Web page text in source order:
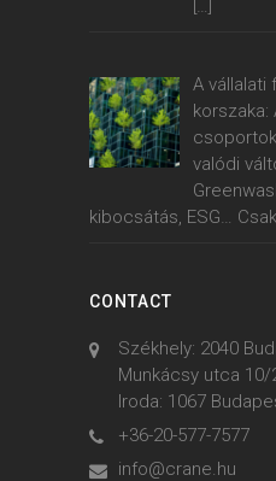
A vállalati
korszaka:
valódi
kibocsátás, ESG…
CONTACT
Székhely: 2040
Munkácsy utca 10/
Iroda: 1067
+36-20-577-7577
info@crane.hu